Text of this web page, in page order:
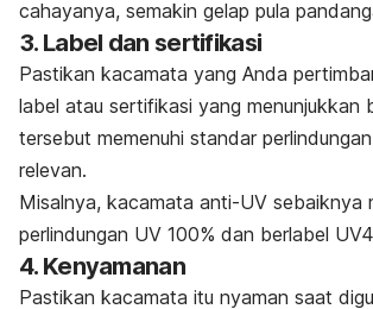
cahayanya, semakin gelap pula
3. Label dan sertifikasi
Pastikan kacamata yang Anda
label atau sertifikasi yang menunjukkan
tersebut memenuhi standar
relevan.
Misalnya, kacamata anti-UV sebaiknya
perlindungan UV 100% dan berlabel
4. Kenyamanan
Pastikan kacamata itu nyaman saat